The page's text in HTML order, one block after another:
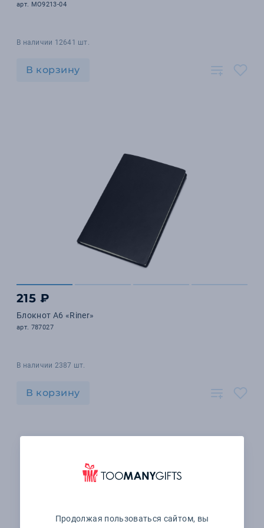
арт. MO9213-04
В наличии 12641 шт.
В корзину
215 ₽
Блокнот А6 «Riner»
арт. 787027
В наличии 2387 шт.
В корзину
Продолжая пользоваться сайтом, вы